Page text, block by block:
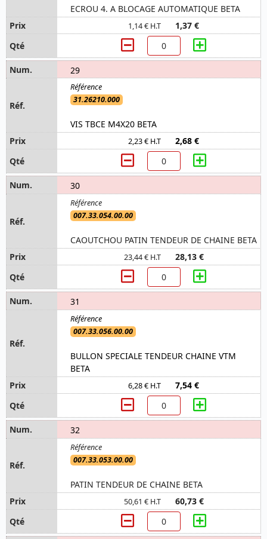
ECROU 4. A BLOCAGE AUTOMATIQUE BETA
1,14 € H.T 1,37 €
29
31.26210.000
VIS TBCE M4X20 BETA
2,23 € H.T 2,68 €
30
007.33.054.00.00
CAOUTCHOU PATIN TENDEUR DE CHAINE BETA
23,44 € H.T 28,13 €
31
007.33.056.00.00
BULLON SPECIALE TENDEUR CHAINE VTM
BETA
6,28 € H.T 7,54 €
32
007.33.053.00.00
PATIN TENDEUR DE CHAINE BETA
50,61 € H.T 60,73 €